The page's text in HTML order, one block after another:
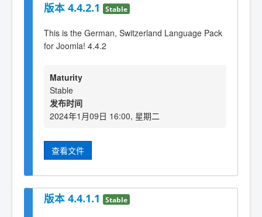
版本 4.4.2.1 Stable
This is the German, Switzerland Language Pack
for Joomla! 4.4.2
Maturity
Stable
发布时间
2024年1月09日 16:00, 星期二
查看文件
版本 4.4.1.1 Stable